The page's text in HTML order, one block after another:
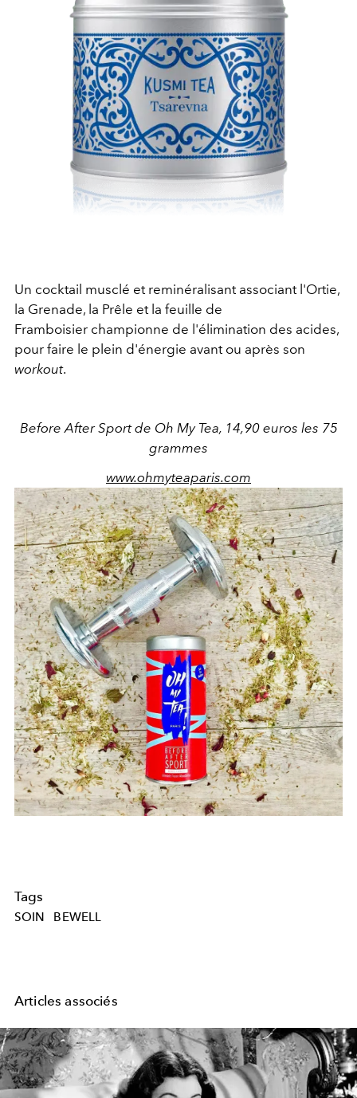
Un cocktail musclé et reminéralisant associant l'Ortie,
la Grenade, la Prêle et la feuille de
Framboisier championne de l'élimination des acides,
pour faire le plein d'énergie avant ou après son
workout.
Before After Sport de Oh My Tea, 14,90 euros les 75
grammes
www.ohmyteaparis.com
Tags
SOIN BEWELL
Articles associés